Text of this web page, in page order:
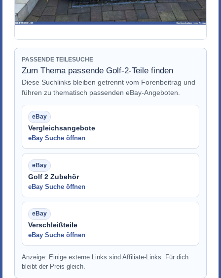
PASSENDE TEILESUCHE
Zum Thema passende Golf-2-Teile finden
Diese Suchlinks bleiben getrennt vom Forenbeitrag und
führen zu thematisch passenden eBay-Angeboten.
Vergleichsangebote
eBay Suche öffnen
Golf 2 Zubehör
eBay Suche öffnen
Verschleißteile
eBay Suche öffnen
Anzeige: Einige externe Links sind Affiliate-Links. Für dich
bleibt der Preis gleich.